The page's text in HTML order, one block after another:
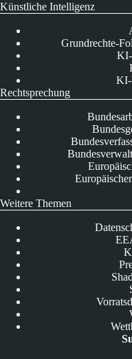
Künstliche Intelligenz
Grundrechte-
KI-
KI-
Rechtsprechung
Weitere Themen